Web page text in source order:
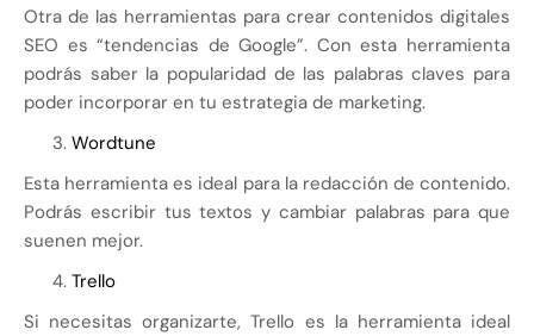
Otra de las herramientas para crear contenidos digitales
SEO es “tendencias de Google”. Con esta herramienta
podrás saber la popularidad de las palabras claves para
poder incorporar en tu estrategia de marketing.
Wordtune
Esta herramienta es ideal para la redacción de contenido.
Podrás escribir tus textos y cambiar palabras para que
suenen mejor.
Trello
Si necesitas organizarte, Trello es la herramienta ideal